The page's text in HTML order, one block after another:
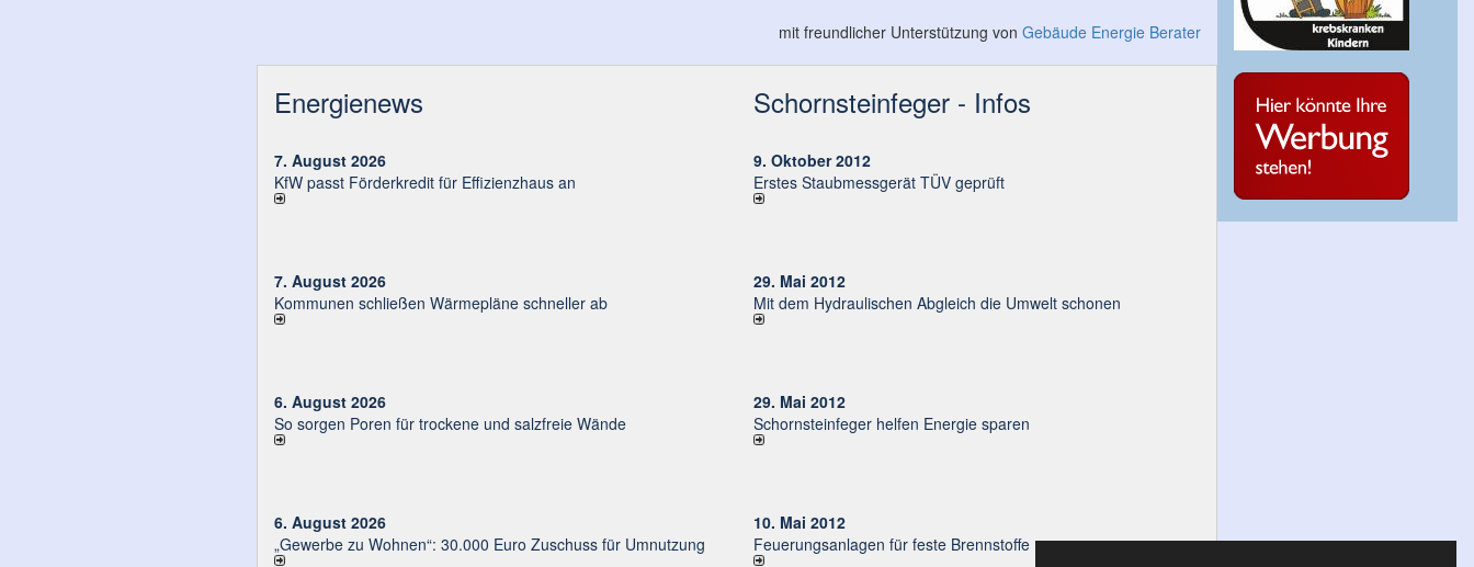
mit freundlicher Unterstützung von Gebäude Energie Berater
Energienews
7. August 2026
KfW passt Förderkredit für Effizienzhaus an
7. August 2026
Kommunen schließen Wärmepläne schneller ab
6. August 2026
So sorgen Poren für trockene und salzfreie Wände
6. August 2026
„Gewerbe zu Wohnen“: 30.000 Euro Zu­schuss für Um­nut­zung
Schornsteinfeger - Infos
9. Oktober 2012
Erstes Staubmessgerät TÜV geprüft
29. Mai 2012
Mit dem Hydraulischen Abgleich die Umwelt schonen
29. Mai 2012
Schornsteinfeger helfen Energie sparen
10. Mai 2012
Feuerungsanlagen für feste Brennstoffe